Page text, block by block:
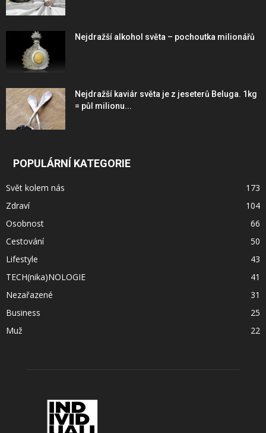
Nejdražší alkohol světa – pochoutka milionářů
Nejdražší kaviár světa je z jeseterů Beluga. 1kg
= půl milionu...
POPULÁRNÍ KATEGORIE
Svět kolem nás
173
Zdraví
104
Osobnost
66
Cestování
50
Lifestyle
43
TECH(nika)NOLOGIE
41
Nezařazené
31
Business
25
Muž
22